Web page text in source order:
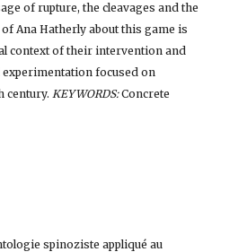
of rupture, the cleavages and the
Ana Hatherly about this game is
context of their intervention and
experimentation focused on
century. KEYWORDS: Concrete
spinoziste appliqué au